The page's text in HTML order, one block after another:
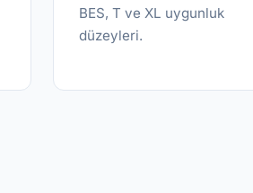
BES, T ve XL uygunluk
düzeyleri.